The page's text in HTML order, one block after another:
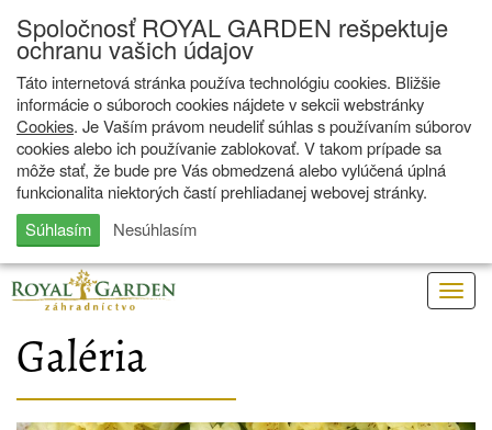
Spoločnosť ROYAL GARDEN rešpektuje
ochranu vašich údajov
Táto internetová stránka používa technológiu cookies. Bližšie
informácie o súboroch cookies nájdete v sekcii webstránky
Cookies. Je Vaším právom neudeliť súhlas s používaním súborov
cookies alebo ich používanie zablokovať. V takom prípade sa
môže stať, že bude pre Vás obmedzená alebo vylúčená úplná
funkcionalita niektorých častí prehliadanej webovej stránky.
Súhlasím
Nesúhlasím
Galéria